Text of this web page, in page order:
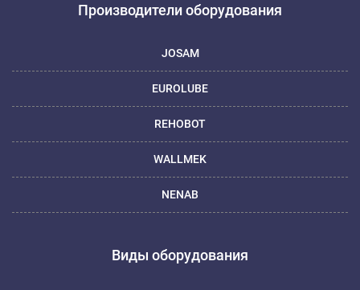
Производители оборудования
JOSAM
EUROLUBE
REHOBOT
WALLMEK
NENAB
Виды оборудования